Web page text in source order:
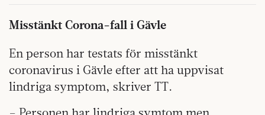
Misstänkt Corona-fall i Gävle
En person har testats för misstänkt
coronavirus i Gävle efter att ha uppvisat
lindriga symptom, skriver TT.